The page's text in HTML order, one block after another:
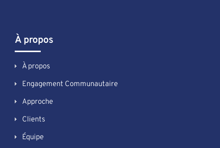
À propos
À propos
Engagement Communautaire
Approche
Clients
Équipe